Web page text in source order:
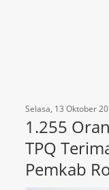
Selasa, 13 Oktober
1.255
TPQ
Pemkab